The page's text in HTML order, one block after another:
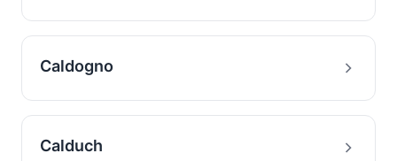
Caldogno
Calduch